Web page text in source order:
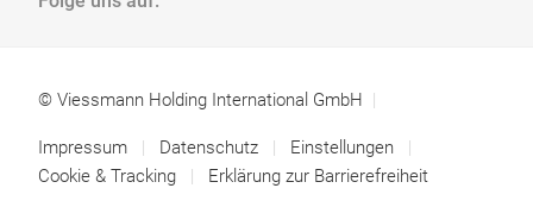
© Viessmann Holding International GmbH
Impressum Datenschutz
Einstellungen
Cookie & Tracking
Erklärung zur Barrierefreiheit